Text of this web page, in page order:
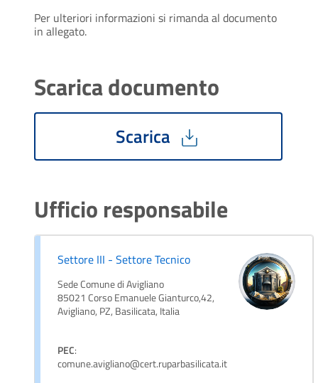
Per ulteriori informazioni si rimanda al documento
in allegato.
Scarica documento
Scarica
Ufficio responsabile
Settore III - Settore Tecnico
Sede Comune di Avigliano
85021 Corso Emanuele Gianturco,42,
Avigliano, PZ, Basilicata, Italia
PEC:
comune.avigliano@cert.ruparbasilicata.it